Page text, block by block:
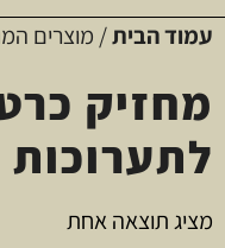
עמוד הבית/ מוצרים
מחזיק
לתערוכות
מציג תוצאה אחת